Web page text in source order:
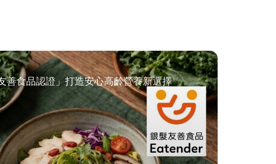
善食品認證」打造安心高齡營養新選擇